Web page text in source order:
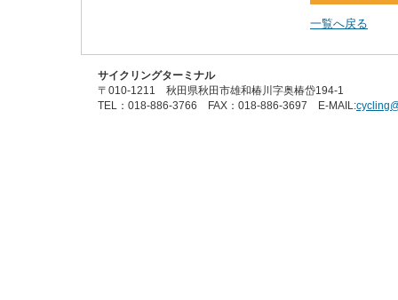
一覧へ戻る
サイクリングターミナル
〒010-1211 秋田県秋田市雄和椿川字奥椿岱194-1
TEL：018-886-3766 FAX：018-886-3697 E-MAIL: